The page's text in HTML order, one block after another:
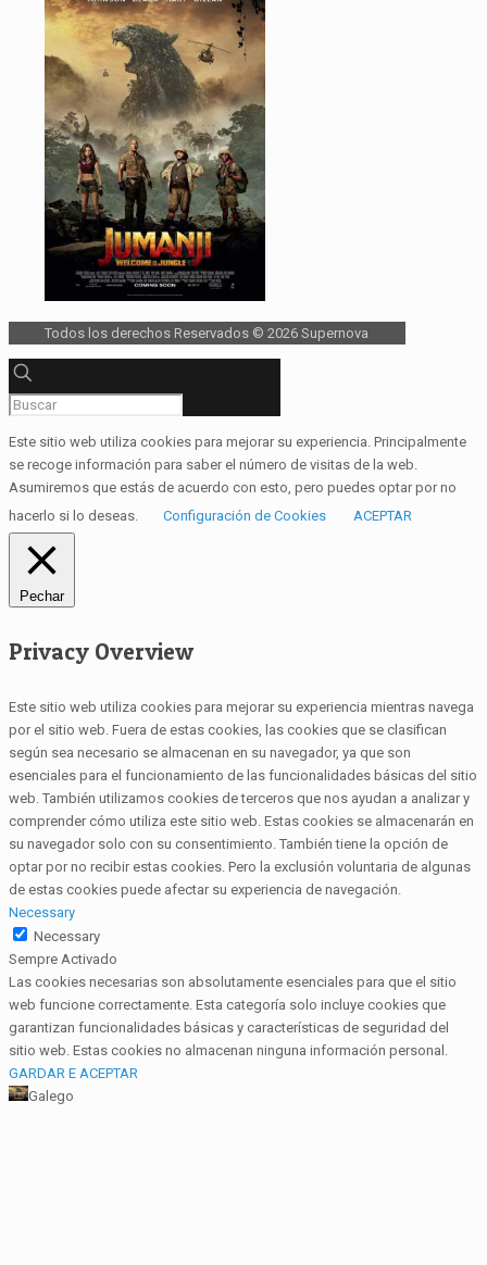
Todos los derechos Reservados © 2026 Supernova
Este sitio web utiliza cookies para mejorar su experiencia. Principalmente
se recoge información para saber el número de visitas de la web.
Asumiremos que estás de acuerdo con esto, pero puedes optar por no
hacerlo si lo deseas.
Configuración de Cookies ACEPTAR
Pechar
Privacy Overview
Este sitio web utiliza cookies para mejorar su experiencia mientras navega
por el sitio web. Fuera de estas cookies, las cookies que se clasifican
según sea necesario se almacenan en su navegador, ya que son
esenciales para el funcionamiento de las funcionalidades básicas del sitio
web. También utilizamos cookies de terceros que nos ayudan a analizar y
comprender cómo utiliza este sitio web. Estas cookies se almacenarán en
su navegador solo con su consentimiento. También tiene la opción de
optar por no recibir estas cookies. Pero la exclusión voluntaria de algunas
de estas cookies puede afectar su experiencia de navegación.
Necessary
Necessary
Sempre Activado
Las cookies necesarias son absolutamente esenciales para que el sitio
web funcione correctamente. Esta categoría solo incluye cookies que
garantizan funcionalidades básicas y características de seguridad del
sitio web. Estas cookies no almacenan ninguna información personal.
GARDAR E ACEPTAR
Galego